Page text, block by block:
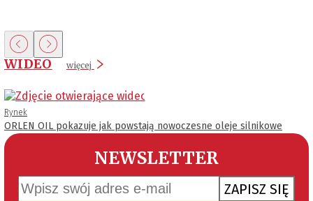
WIDEO więcej
Rynek
ORLEN OIL pokazuje jak powstają nowoczesne oleje silnikowe
NEWSLETTER
ZAPISZ SIĘ